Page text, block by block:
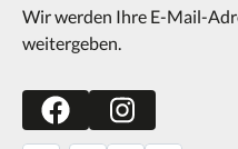
Wir werden Ihre E-Mail-
weitergeben.